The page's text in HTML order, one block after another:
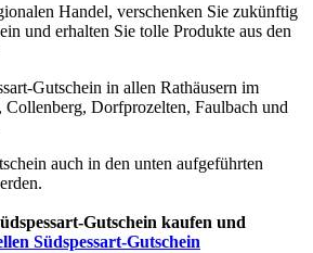
Handel, verschenken Sie zukünftig
und erhalten Sie tolle Produkte aus den
Gutschein in allen Rathäusern im
Collenberg, Dorfprozelten, Faulbach und
auch in den unten aufgeführten
Gutschein kaufen und
Südspessart-Gutschein